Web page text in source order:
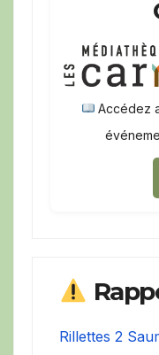
Accédez
Rillettes 2